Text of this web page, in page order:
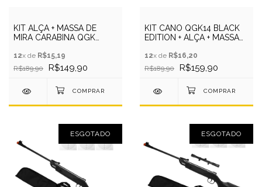
KIT ALÇA + MASSA DE
MIRA CARABINA QGK
12x de R$15,19
R$189,90
R$149,90
KIT CANO QGK14 BLACK
EDITION + ALÇA + MASSA
12x de R$16,20
R$189,90
R$159,90
ESGOTADO ESGOTADO